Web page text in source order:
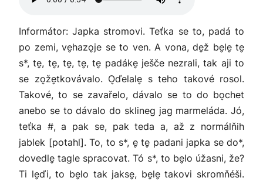
Informátor: Japka stromovi. Teťka se to, padá to
po zemi, ve̬hazo̬je se to ven. A vona, de̬ž be̬le̬ te̬
s*, te̬, te̬, te̬, te̬, te̬ padáke̬ ješče nezrali, tak aji to
se zo̬že̬tkovávalo. O̬ďelale̬ s teho takové rosol.
Takové, to se zavařelo, dávalo se to do bo̬chet
anebo se to dávalo do sklineg jag marmeláda. Jó,
teťka #, a pak se, pak teda a, až z normálňih
jablek [potahl]. To, to s*, e̬ te̬ padani japka se do*,
dovedle̬ tagle spracovat. Tó s*, to be̬lo úžasni, že?
Ti le̬ďi, to be̬lo tak jakse̬, be̬le̬ takovi skromňéši.